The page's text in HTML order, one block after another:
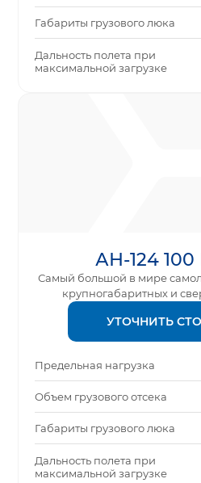
Габариты грузового люка
Дальность полета при
максимальной загрузке
АН-124 100
Самый большой в мире
крупногабаритных и
УТОЧНИТЬ
Предельная нагрузка
Объем грузового отсека
Габариты грузового люка
Дальность полета при
максимальной загрузке